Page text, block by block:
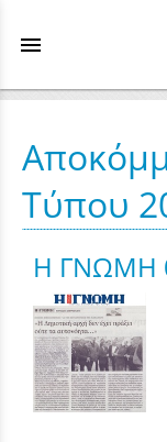
menu
Τύπου
Η ΓΝΩΜΗ